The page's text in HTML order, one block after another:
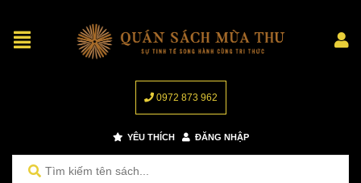
0972 873 962
YÊU THÍCH ĐĂNG NHẬP